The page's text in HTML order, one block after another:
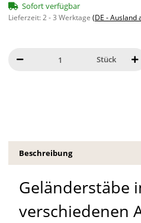
Sofort verfügbar
Lieferzeit:2 - 3 Werktage (DE - Ausland
Stück
Beschreibung
Geländerstäbe
verschiedenen